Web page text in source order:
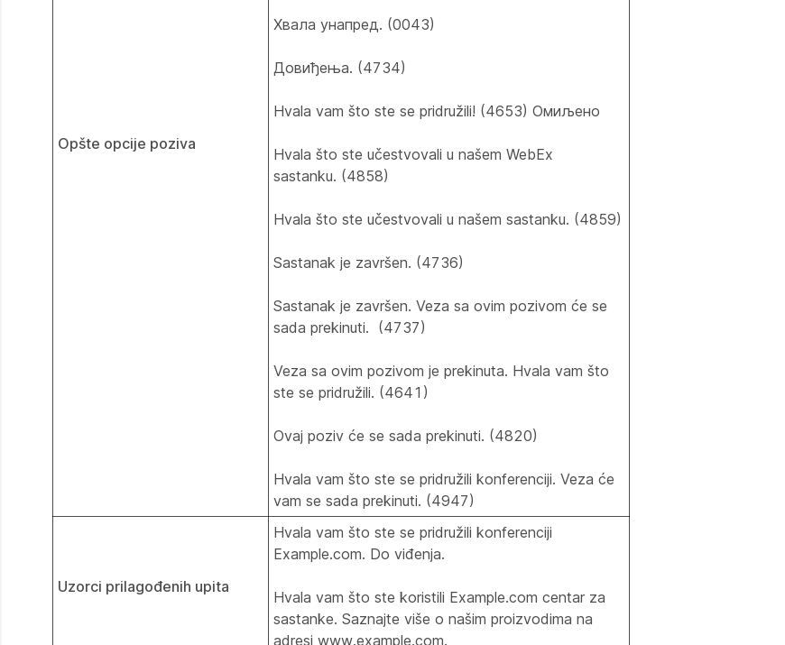
Opšte opcije poziva
Хвала унапред. (0043)
Довиђења. (4734)
Hvala vam što ste se pridružili! (4653) Омиљено
Hvala što ste učestvovali u našem WebEx
sastanku. (4858)
Hvala što ste učestvovali u našem sastanku. (4859)
Sastanak je završen. (4736)
Sastanak je završen. Veza sa ovim pozivom će se
sada prekinuti. (4737)
Veza sa ovim pozivom je prekinuta. Hvala vam što
ste se pridružili. (4641)
Ovaj poziv će se sada prekinuti. (4820)
Hvala vam što ste se pridružili konferenciji. Veza će
vam se sada prekinuti. (4947)
Uzorci prilagođenih upita
Hvala vam što ste se pridružili konferenciji
Example.com. Do viđenja.
Hvala vam što ste koristili Example.com centar za
sastanke. Saznajte više o našim proizvodima na
adresi www.example.com.